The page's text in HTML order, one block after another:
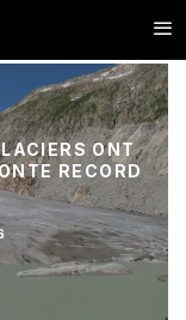
ONT
RECORD